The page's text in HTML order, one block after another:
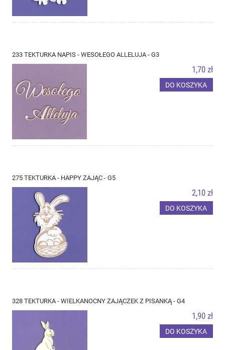
233 TEKTURKA NAPIS - WESOŁEGO ALLELUJA - G3
1,70 zł
DO KOSZYKA
275 TEKTURKA - HAPPY ZAJĄC - G5
2,10 zł
DO KOSZYKA
328 TEKTURKA - WIELKANOCNY ZAJĄCZEK Z PISANKĄ - G4
1,90 zł
DO KOSZYKA